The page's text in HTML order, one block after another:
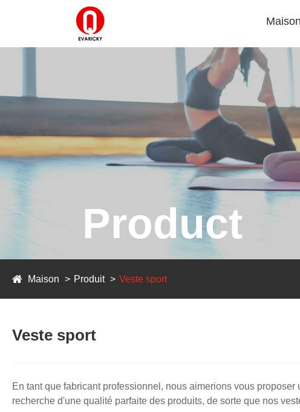
Maison
Product
Maison Produit Veste sport
Veste sport
En tant que fabricant professionnel, nous aimerions vous
recherche d'une qualité parfaite des produits, de sorte que nos